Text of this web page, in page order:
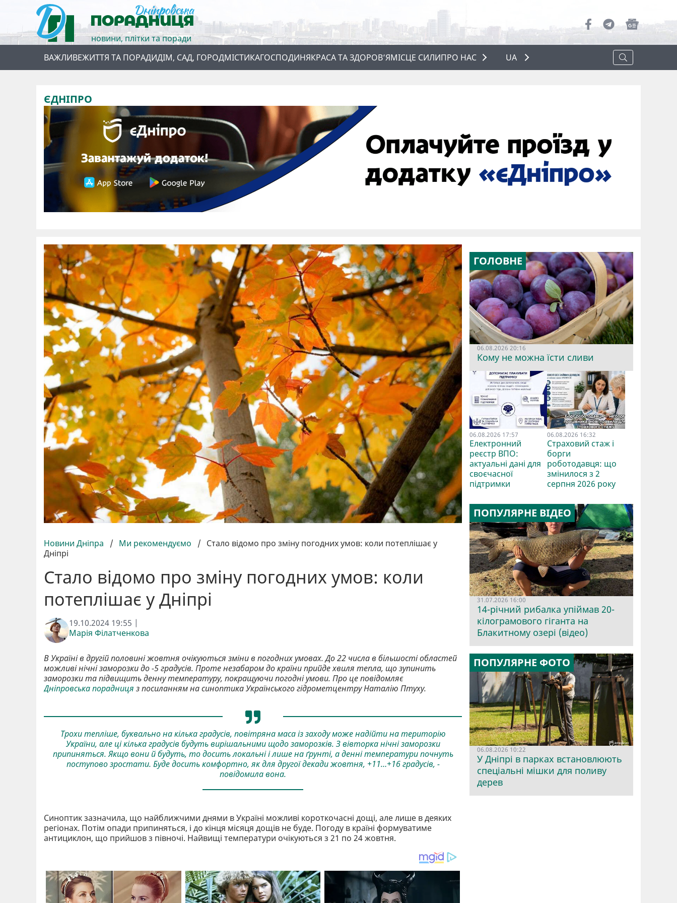
новини, плітки та поради
ВАЖЛИВЕЖИТТЯ ТА ПОРАДИДІМ, САД, ГОРОДМІСТИКАГОСПОДИНЯКРАСА ТА ЗДОРОВ’ЯМІСЦЕ СИЛИПРО НАС
ПРО НАС
UA
ЄДНІПРО
Новини Дніпра / Ми рекомендуємо / Стало відомо про зміну погодних умов: коли потеплішає у
Дніпрі
Стало відомо про зміну погодних умов: коли
потеплішає у Дніпрі
19.10.2024 19:55 |
Марія Філатченкова
В Україні в другій половині жовтня очікуються зміни в погодних умовах. До 22 числа в більшості областей
можливі нічні заморозки до -5 градусів. Проте незабаром до країни прийде хвиля тепла, що зупинить
заморозки та підвищить денну температуру, покращуючи погодні умови. Про це повідомляє
Дніпровська порадниця з посиланням на синоптика Українського гідрометцентру Наталію Птуху.
Трохи тепліше, буквально на кілька градусів, повітряна маса із заходу може надійти на територію
України, але ці кілька градусів будуть вирішальними щодо заморозків. З вівторка нічні заморозки
припиняться. Якщо вони й будуть, то досить локальні і лише на ґрунті, а денні температури почнуть
поступово зростати. Буде досить комфортно, як для другої декади жовтня, +11…+16 градусів, -
повідомила вона.
Синоптик зазначила, що найближчими днями в Україні можливі короткочасні дощі, але лише в деяких
регіонах. Потім опади припиняться, і до кінця місяця дощів не буде. Погоду в країні формуватиме
антициклон, що прийшов з півночі. Найвищі температури очікуються з 21 по 24 жовтня.
ГОЛОВНЕ
06.08.2026 20:16
Кому не можна їсти сливи
06.08.2026 17:57
Електронний
реєстр ВПО:
актуальні дані для
своєчасної
підтримки
06.08.2026 16:32
Страховий стаж і
борги
роботодавця: що
змінилося з 2
серпня 2026 року
ПОПУЛЯРНЕ ВІДЕО
31.07.2026 16:00
14-річний рибалка упіймав 20-
кілограмового гіганта на
Блакитному озері (відео)
ПОПУЛЯРНЕ ФОТО
06.08.2026 10:22
У Дніпрі в парках встановлюють
спеціальні мішки для поливу
дерев